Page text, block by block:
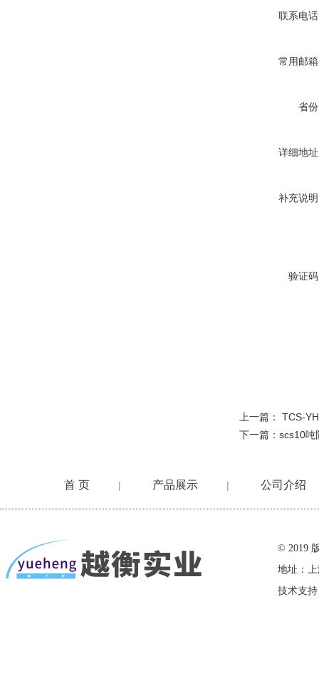
联系电
常用邮
省
详细地
补充说
验证
上一篇： TCS-
下一篇： scs10吨
首 页 | 产品展示 | 公司介绍
© 2019
地址：
技术支